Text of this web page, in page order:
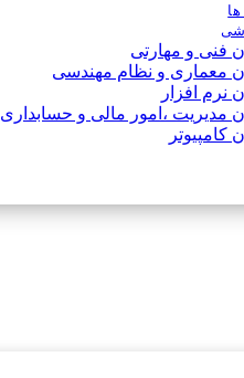
فنی و مهارتی
معماری و نظام مهندسی
نرم افزار
مدیریت ،امور مالی و حسابداری
کامپیوتر